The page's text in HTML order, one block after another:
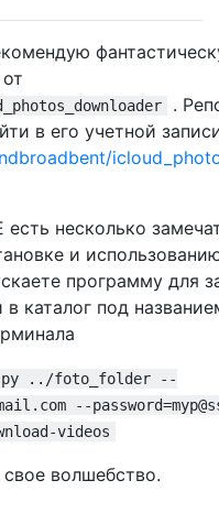
.
в его учетной
есть несколько
и
программу для
каталог под
../foto_folder --
--
videos
волшебство.